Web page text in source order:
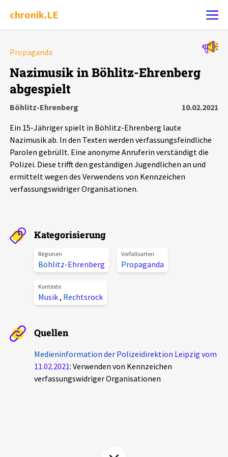
chronik.LE
Chronik
Leipziger Zustände
Schlaglichter
Aktuelles
Alle Beiträge
Veranstaltungen
Pressemitteilungen
Podcasts
Über uns
Projektbeschreibung
Unterstützer_innen
chronik.LE in der Presse
Propaganda
Nazimusik in Böhlitz-Ehrenberg
abgespielt
Böhlitz-Ehrenberg
10.02.2021
Ein 15-Jähriger spielt in Böhlitz-Ehrenberg laute
Nazimusik ab. In den Texten werden verfassungsfeindliche
Parolen gebrüllt. Eine anonyme Anruferin verständigt die
Polizei. Diese trifft den geständigen Jugendlichen an und
ermittelt wegen des Verwendens von Kennzeichen
verfassungswidriger Organisationen.
Kategorisierung
Regionen
Böhlitz-Ehrenberg
Vorfallsarten
Propaganda
Kontexte
Musik, Rechtsrock
Quellen
Medieninformation der Polizeidirektion Leipzig vom
11.02.2021: Verwenden von Kennzeichen
verfassungswidriger Organisationen
Alle Ereignisse
Ereignisse
Ereignisse